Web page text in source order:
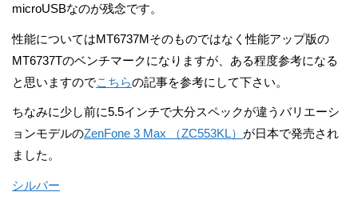
microUSBなのが残念です。
性能についてはMT6737Mそのものではなく性能アップ版の
MT6737Tのベンチマークになりますが、ある程度参考になる
と思いますのでこちらの記事を参考にして下さい。
ちなみに少し前に5.5インチで大分スペックが違うバリエーシ
ョンモデルのZenFone 3 Max （ZC553KL） が日本で発売され
ました。
シルバー